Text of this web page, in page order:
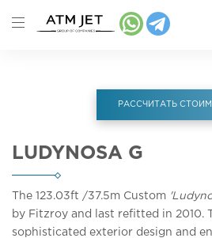
РАССЧИТАТЬ
LUDYNOSA G
The 123.03ft /37.5m Custom
by Fitzroy and last refitted in 2010.
sophisticated exterior design and